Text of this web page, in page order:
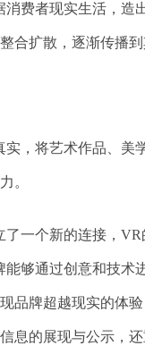
费者现实生活，造
合扩散，逐渐传播
，将艺术作品、美
。
一个新的连接，
能够通过创意和技
品牌超越现实的体
息的展现与公示，